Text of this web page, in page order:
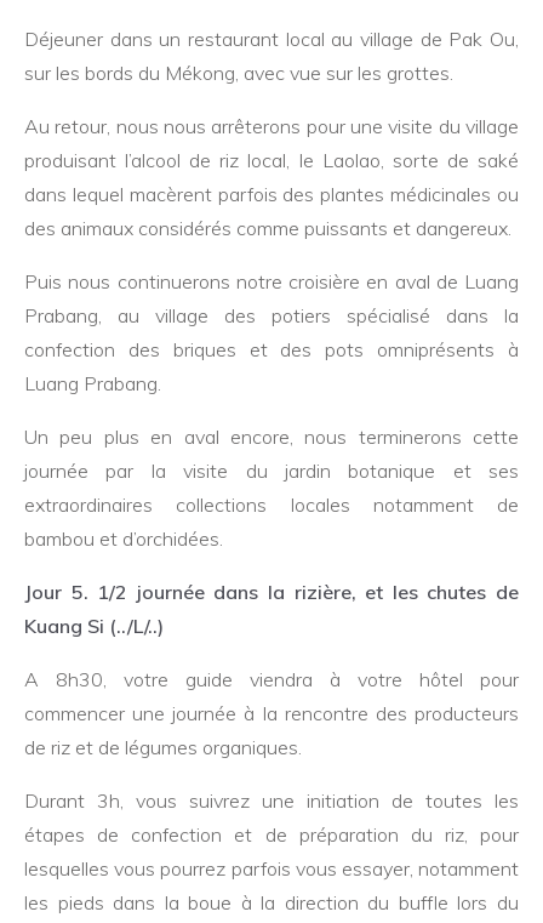
Déjeuner dans un restaurant local au village de Pak Ou,
sur les bords du Mékong, avec vue sur les grottes.
Au retour, nous nous arrêterons pour une visite du village
produisant l’alcool de riz local, le Laolao, sorte de saké
dans lequel macèrent parfois des plantes médicinales ou
des animaux considérés comme puissants et dangereux.
Puis nous continuerons notre croisière en aval de Luang
Prabang, au village des potiers spécialisé dans la
confection des briques et des pots omniprésents à
Luang Prabang.
Un peu plus en aval encore, nous terminerons cette
journée par la visite du jardin botanique et ses
extraordinaires collections locales notamment de
bambou et d’orchidées.
Jour 5. 1/2 journée dans la rizière, et les chutes de
Kuang Si (../L/..)
A 8h30, votre guide viendra à votre hôtel pour
commencer une journée à la rencontre des producteurs
de riz et de légumes organiques.
Durant 3h, vous suivrez une initiation de toutes les
étapes de confection et de préparation du riz, pour
lesquelles vous pourrez parfois vous essayer, notamment
les pieds dans la boue à la direction du buffle lors du